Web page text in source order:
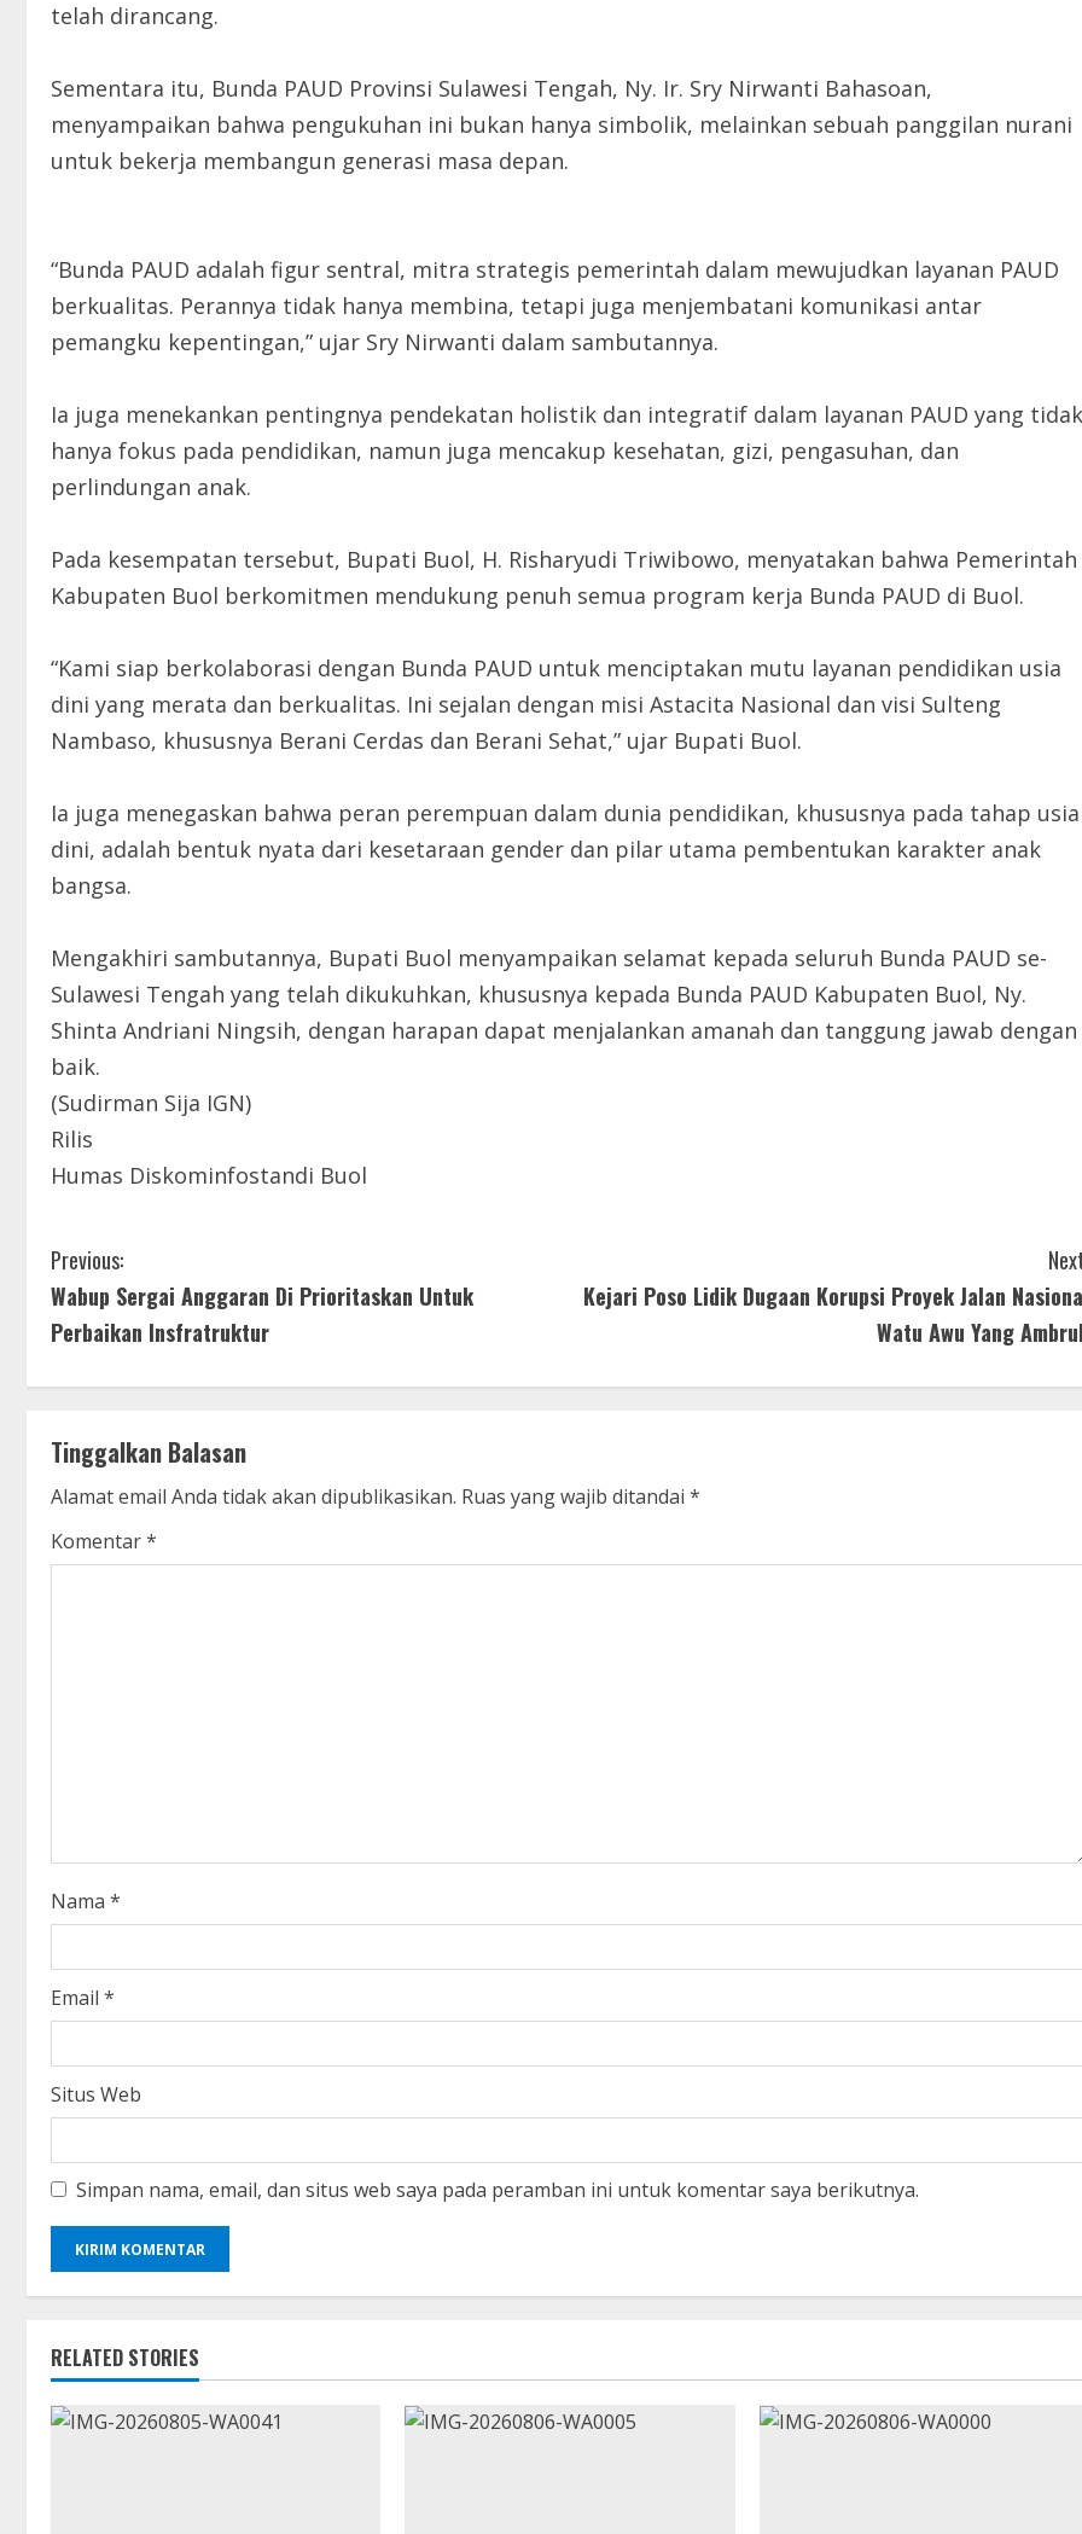
telah dirancang.
Sementara itu, Bunda PAUD Provinsi Sulawesi Tengah, Ny. Ir. Sry Nirwanti Bahasoan,
menyampaikan bahwa pengukuhan ini bukan hanya simbolik, melainkan sebuah panggilan nurani
untuk bekerja membangun generasi masa depan.
“Bunda PAUD adalah figur sentral, mitra strategis pemerintah dalam mewujudkan layanan PAUD
berkualitas. Perannya tidak hanya membina, tetapi juga menjembatani komunikasi antar
pemangku kepentingan,” ujar Sry Nirwanti dalam sambutannya.
Ia juga menekankan pentingnya pendekatan holistik dan integratif dalam layanan PAUD yang tidak
hanya fokus pada pendidikan, namun juga mencakup kesehatan, gizi, pengasuhan, dan
perlindungan anak.
Pada kesempatan tersebut, Bupati Buol, H. Risharyudi Triwibowo, menyatakan bahwa Pemerintah
Kabupaten Buol berkomitmen mendukung penuh semua program kerja Bunda PAUD di Buol.
“Kami siap berkolaborasi dengan Bunda PAUD untuk menciptakan mutu layanan pendidikan usia
dini yang merata dan berkualitas. Ini sejalan dengan misi Astacita Nasional dan visi Sulteng
Nambaso, khususnya Berani Cerdas dan Berani Sehat,” ujar Bupati Buol.
Ia juga menegaskan bahwa peran perempuan dalam dunia pendidikan, khususnya pada tahap usia
dini, adalah bentuk nyata dari kesetaraan gender dan pilar utama pembentukan karakter anak
bangsa.
Mengakhiri sambutannya, Bupati Buol menyampaikan selamat kepada seluruh Bunda PAUD se-
Sulawesi Tengah yang telah dikukuhkan, khususnya kepada Bunda PAUD Kabupaten Buol, Ny.
Shinta Andriani Ningsih, dengan harapan dapat menjalankan amanah dan tanggung jawab dengan
baik.
(Sudirman Sija IGN)
Rilis
Humas Diskominfostandi Buol
C
o
i
n
u
i
n
g
Previous:
Wabup Sergai Anggaran Di Prioritaskan Untuk
Perbaikan Insfratruktur
Kejari Poso Lidik Dugaan Korupsi Proyek Jalan
Watu Awu Yang
Tinggalkan Balasan
Alamat email Anda tidak akan dipublikasikan. Ruas yang wajib ditandai *
Komentar*
Nama *
Email *
Situs Web
Simpan nama, email, dan situs web saya pada peramban ini untuk komentar saya berikutnya.
RELATED STORIES